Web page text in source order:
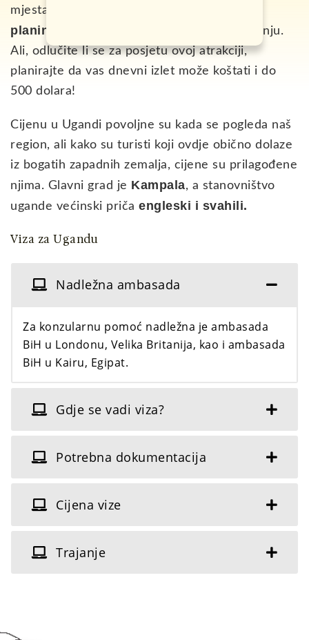
mjesta na svijetu u kojem možete da vidite
planinske gorile
u svom prirodnom okruženju.
Ali, odlučite li se za posjetu ovoj atrakciji,
planirajte da vas dnevni izlet može koštati i do
500 dolara!
Cijenu u Ugandi povoljne su kada se pogleda naš
region, ali kako su turisti koji ovdje obično dolaze
iz bogatih zapadnih zemalja, cijene su prilagođene
njima. Glavni grad je Kampala, a stanovništvo
ugande većinski priča engleski i svahili.
Viza za Ugandu
Nadležna ambasada
Za konzularnu pomoć nadležna je ambasada
BiH u Londonu, Velika Britanija, kao i ambasada
BiH u Kairu, Egipat.
Gdje se vadi viza?
Potrebna dokumentacija
Cijena vize
Trajanje